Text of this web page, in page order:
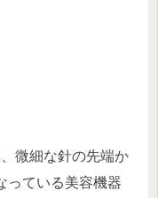
微細な針の先端か
っている美容機器